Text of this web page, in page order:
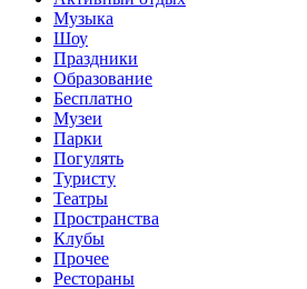
Музыка
Шоу
Праздники
Образование
Бесплатно
Музеи
Парки
Погулять
Туристу
Театры
Пространства
Клубы
Прочее
Рестораны